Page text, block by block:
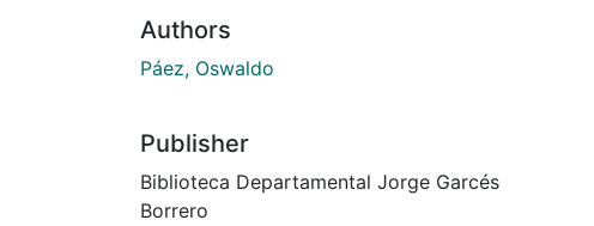
Authors
Páez, Oswaldo
Publisher
Biblioteca Departamental Jorge Garcés
Borrero